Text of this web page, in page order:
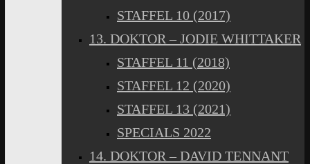
STAFFEL 10 (2017)
13. DOKTOR – JODIE WHITTAKER
STAFFEL 11 (2018)
STAFFEL 12 (2020)
STAFFEL 13 (2021)
SPECIALS 2022
14. DOKTOR – DAVID TENNANT